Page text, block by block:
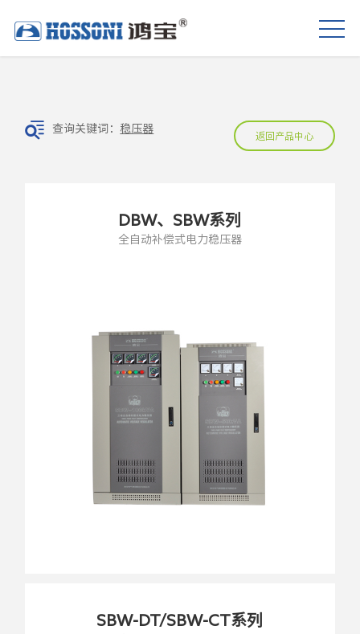
查询关键词： 稳压器
返回产品中心
DBW、SBW系列
全自动补偿式电力稳压器
SBW-DT/SBW-CT系列